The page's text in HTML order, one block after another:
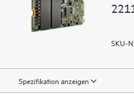
SKU-
Spezifikation anzeigen